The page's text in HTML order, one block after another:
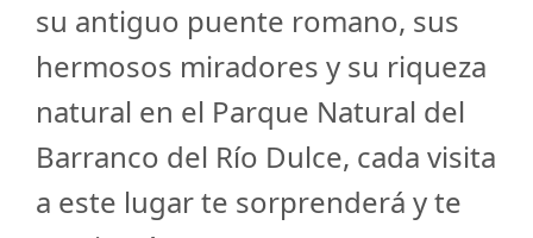
su antiguo puente romano, sus
hermosos miradores y su riqueza
natural en el Parque Natural del
Barranco del Río Dulce, cada visita
a este lugar te sorprenderá y te